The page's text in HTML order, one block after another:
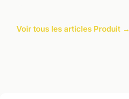
Voir tous les articles Produit →